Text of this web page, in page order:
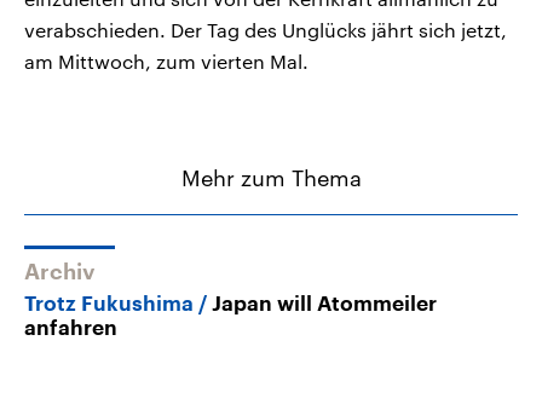
verabschieden. Der Tag des Unglücks jährt sich jetzt,
am Mittwoch, zum vierten Mal.
Mehr zum Thema
Archiv
Trotz Fukushima
Japan will Atommeiler
anfahren